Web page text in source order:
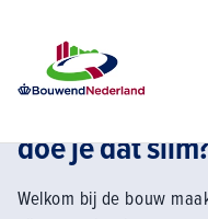
Kennis
doe je dat
Welkom bij de bouw